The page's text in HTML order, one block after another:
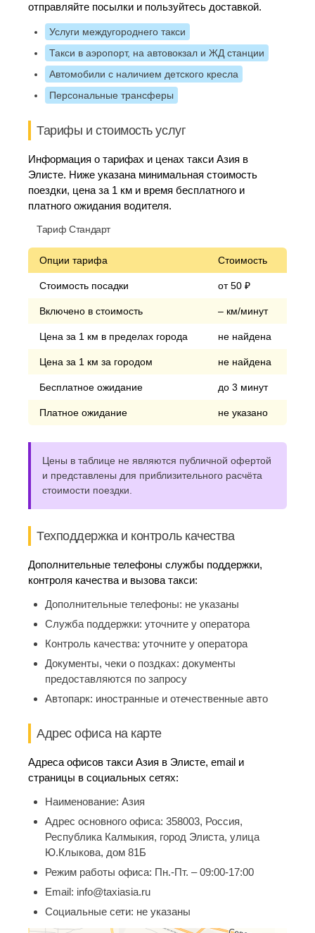
отправляйте посылки и пользуйтесь доставкой.
Услуги междугороднего такси
Такси в аэропорт, на автовокзал и ЖД станции
Автомобили с наличием детского кресла
Персональные трансферы
Тарифы и стоимость услуг
Информация о тарифах и ценах такси Азия в
Элисте. Ниже указана минимальная стоимость
поездки, цена за 1 км и время бесплатного и
платного ожидания водителя.
Тариф Стандарт
Опции тарифа Стоимость
Стоимость посадки от 50 ₽
Включено в стоимость – км/минут
Цена за 1 км в пределах города не найдена
Цена за 1 км за городом не найдена
Бесплатное ожидание до 3 минут
Платное ожидание не указано
Цены в таблице не являются публичной офертой
и представлены для приблизительного расчёта
стоимости поездки.
Техподдержка и контроль качества
Дополнительные телефоны службы поддержки,
контроля качества и вызова такси:
Дополнительные телефоны: не указаны
Служба поддержки: уточните у оператора
Контроль качества: уточните у оператора
Документы, чеки о поздках: документы
предоставляются по запросу
Автопарк: иностранные и отечественные авто
Адрес офиса на карте
Адреса офисов такси Азия в Элисте, email и
страницы в социальных сетях:
Наименование: Азия
Адрес основного офиса: 358003, Россия,
Республика Калмыкия, город Элиста, улица
Ю.Клыкова, дом 81Б
Режим работы офиса: Пн.-Пт. – 09:00-17:00
Email: info@taxiasia.ru
Социальные сети: не указаны